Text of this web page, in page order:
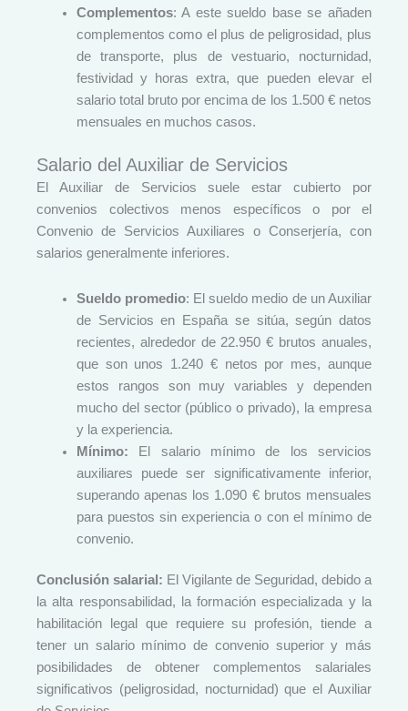
Complementos: A este sueldo base se añaden
complementos como el plus de peligrosidad, plus
de transporte, plus de vestuario, nocturnidad,
festividad y horas extra, que pueden elevar el
salario total bruto por encima de los 1.500 € netos
mensuales en muchos casos.
Salario del Auxiliar de Servicios
El Auxiliar de Servicios suele estar cubierto por
convenios colectivos menos específicos o por el
Convenio de Servicios Auxiliares o Conserjería, con
salarios generalmente inferiores.
Sueldo promedio: El sueldo medio de un Auxiliar
de Servicios en España se sitúa, según datos
recientes, alrededor de 22.950 € brutos anuales,
que son unos 1.240 € netos por mes, aunque
estos rangos son muy variables y dependen
mucho del sector (público o privado), la empresa
y la experiencia.
Mínimo: El salario mínimo de los servicios
auxiliares puede ser significativamente inferior,
superando apenas los 1.090 € brutos mensuales
para puestos sin experiencia o con el mínimo de
convenio.
Conclusión salarial: El Vigilante de Seguridad, debido a
la alta responsabilidad, la formación especializada y la
habilitación legal que requiere su profesión, tiende a
tener un salario mínimo de convenio superior y más
posibilidades de obtener complementos salariales
significativos (peligrosidad, nocturnidad) que el Auxiliar